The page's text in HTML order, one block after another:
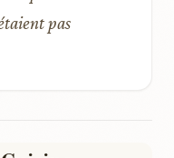
pas